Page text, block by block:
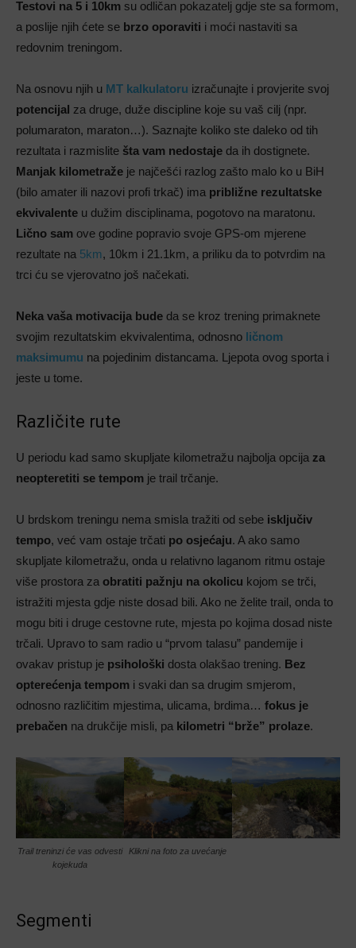
Testovi na 5 i 10km su odličan pokazatelj gdje ste sa formom,
a poslije njih ćete se brzo oporaviti i moći nastaviti sa
redovnim treningom.
Na osnovu njih u MT kalkulatoru izračunajte i provjerite svoj
potencijal za druge, duže discipline koje su vaš cilj (npr.
polumaraton, maraton…). Saznajte koliko ste daleko od tih
rezultata i razmislite šta vam nedostaje da ih dostignete.
Manjak kilometraže je najčešći razlog zašto malo ko u BiH
(bilo amater ili nazovi profi trkač) ima približne rezultatske
ekvivalente u dužim disciplinama, pogotovo na maratonu.
Lično sam ove godine popravio svoje GPS-om mjerene
rezultate na 5km, 10km i 21.1km, a priliku da to potvrdim na
trci ću se vjerovatno još načekati.
Neka vaša motivacija bude da se kroz trening primaknete
svojim rezultatskim ekvivalentima, odnosno ličnom
maksimumu na pojedinim distancama. Ljepota ovog sporta i
jeste u tome.
Različite rute
U periodu kad samo skupljate kilometražu najbolja opcija za
neopteretiti se tempom je trail trčanje.
U brdskom treningu nema smisla tražiti od sebe isključiv
tempo, već vam ostaje trčati po osjećaju. A ako samo
skupljate kilometražu, onda u relativno laganom ritmu ostaje
više prostora za obratiti pažnju na okolicu kojom se trči,
istražiti mjesta gdje niste dosad bili. Ako ne želite trail, onda to
mogu biti i druge cestovne rute, mjesta po kojima dosad niste
trčali. Upravo to sam radio u “prvom talasu” pandemije i
ovakav pristup je psihološki dosta olakšao trening. Bez
opterećenja tempom i svaki dan sa drugim smjerom,
odnosno različitim mjestima, ulicama, brdima… fokus je
prebačen na drukčije misli, pa kilometri “brže” prolaze.
Trail treninzi će vas odvesti
kojekuda
Klikni na foto za uvećanje
Segmenti